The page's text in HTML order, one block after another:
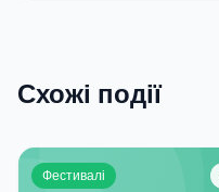
Схожі події
Фестивалі